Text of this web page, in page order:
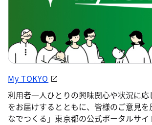
My TOKYO
利用者一人ひとりの興味関心や状況に
をお届けするとともに、皆様のご意見
なでつくる」東京都の公式ポータルサイ